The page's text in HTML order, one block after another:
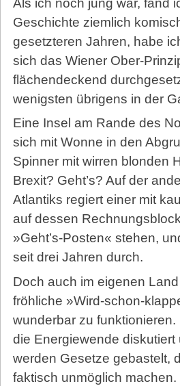
Als ich noch jung war, fand
Geschichte ziemlich
gesetzteren Jahren, habe
sich das Wiener Ober-
flächendeckend
wenigsten übrigens in der
Eine Insel am Rande des
sich mit Wonne in den
Spinner mit wirren blonden
Brexit? Geht’s? Auf der
Atlantiks regiert einer mit
auf dessen
»Geht’s-Posten« stehen,
seit drei Jahren durch.
Doch auch im eigenen
fröhliche »Wird-schon-
wunderbar zu funktionieren.
die Energiewende diskutiert
werden Gesetze gebastelt,
faktisch unmöglich machen.